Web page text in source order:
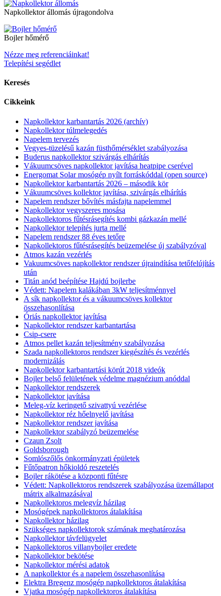
Napkollektor állomás újragondolva
Bojler hőmérő
Nézze meg referenciáinkat!
Telepítési segédlet
Keresés
Cikkeink
Napkollektor karbantartás 2026 (archív)
Napkollektor túlmelegedés
Napelem tervezés
Vegyes-tüzelésű kazán füsthőmérséklet szabályozása
Buderus napkollektor szivárgás elhárítás
Vákuumcsöves napkollektor javítása heatpipe cserével
Energomat Solar mosógép nyílt forráskóddal (open source)
Napkollektor karbantartás 2026 – második kör
Vákuumcsöves kollektor javítása, szivárgás elhárítás
Napelem rendszer bővítés másfajta napelemmel
Napkollektor vegyszeres mosása
Napkollektoros fűtésrásegítés kombi gázkazán mellé
Napkollektor telepítés jurta mellé
Napelem rendszer 88 éves tetőre
Napkollektoros fűtésrásegítés beüzemelése új szabályzóval
Atmos kazán vezérlés
Vakuumcsöves napkollektor rendszer újraindítása tetőfelújítás
után
Titán anód beépítése Hajdú bojlerbe
Védett: Napelem kalákában 3kW teljesítménnyel
A sík napkollektor és a vákuumcsöves kollektor
összehasonlítása
Óriás napkollektor javítása
Napkollektor rendszer karbantartása
Csip-csere
Atmos pellet kazán teljesítmény szabályozása
Szada napkollektoros rendszer kiegészítés és vezérlés
modernizálás
Napkollektor karbantartási körút 2018 videók
Bojler belső felületének védelme magnézium anóddal
Napkollektor rendszerek
Napkollektor javítása
Meleg-víz keringető szivattyú vezérlése
Napkollektor réz hőelnyelő javítása
Napkollektor rendszer javítása
Napkollektor szabályzó beüzemelése
Czaun Zsolt
Goldsborough
Somlószőlős önkormányzati épületek
Fűtőpatron hőkioldó reszetelés
Bojler rákötése a központi fűtésre
Védett: Napkollektoros rendszerek szabályozása üzemállapot
mátrix alkalmazásával
Napkollektoros melegvíz házilag
Mosógépek napkollektoros átalakítása
Napkollektor házilag
Szükséges napkollektorok számának meghatározása
Napkollektor távfelügyelet
Napkollektoros villanybojler eredete
Napkollektor bekötése
Napkollektor mérési adatok
A napkollektor és a napelem összehasonlítása
Elektra Bregenz mosógép napkollektoros átalakítása
Vjatka mosógép napkollektoros átalakítása